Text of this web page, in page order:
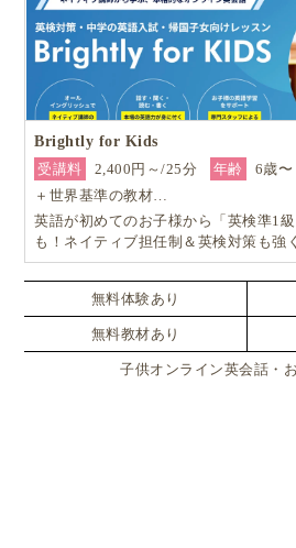
Brightly for Kids
受講料
2,400円～/25分 年齢 6歳〜
＋世界基準の教材…
英語が初めてのお子様から「英検準1
も！ネイティブ担任制＆英検対策も
小学生からの4技能本格英会話『
ー』
無料体験あり
無料教材あり
子供オンライン英会話・